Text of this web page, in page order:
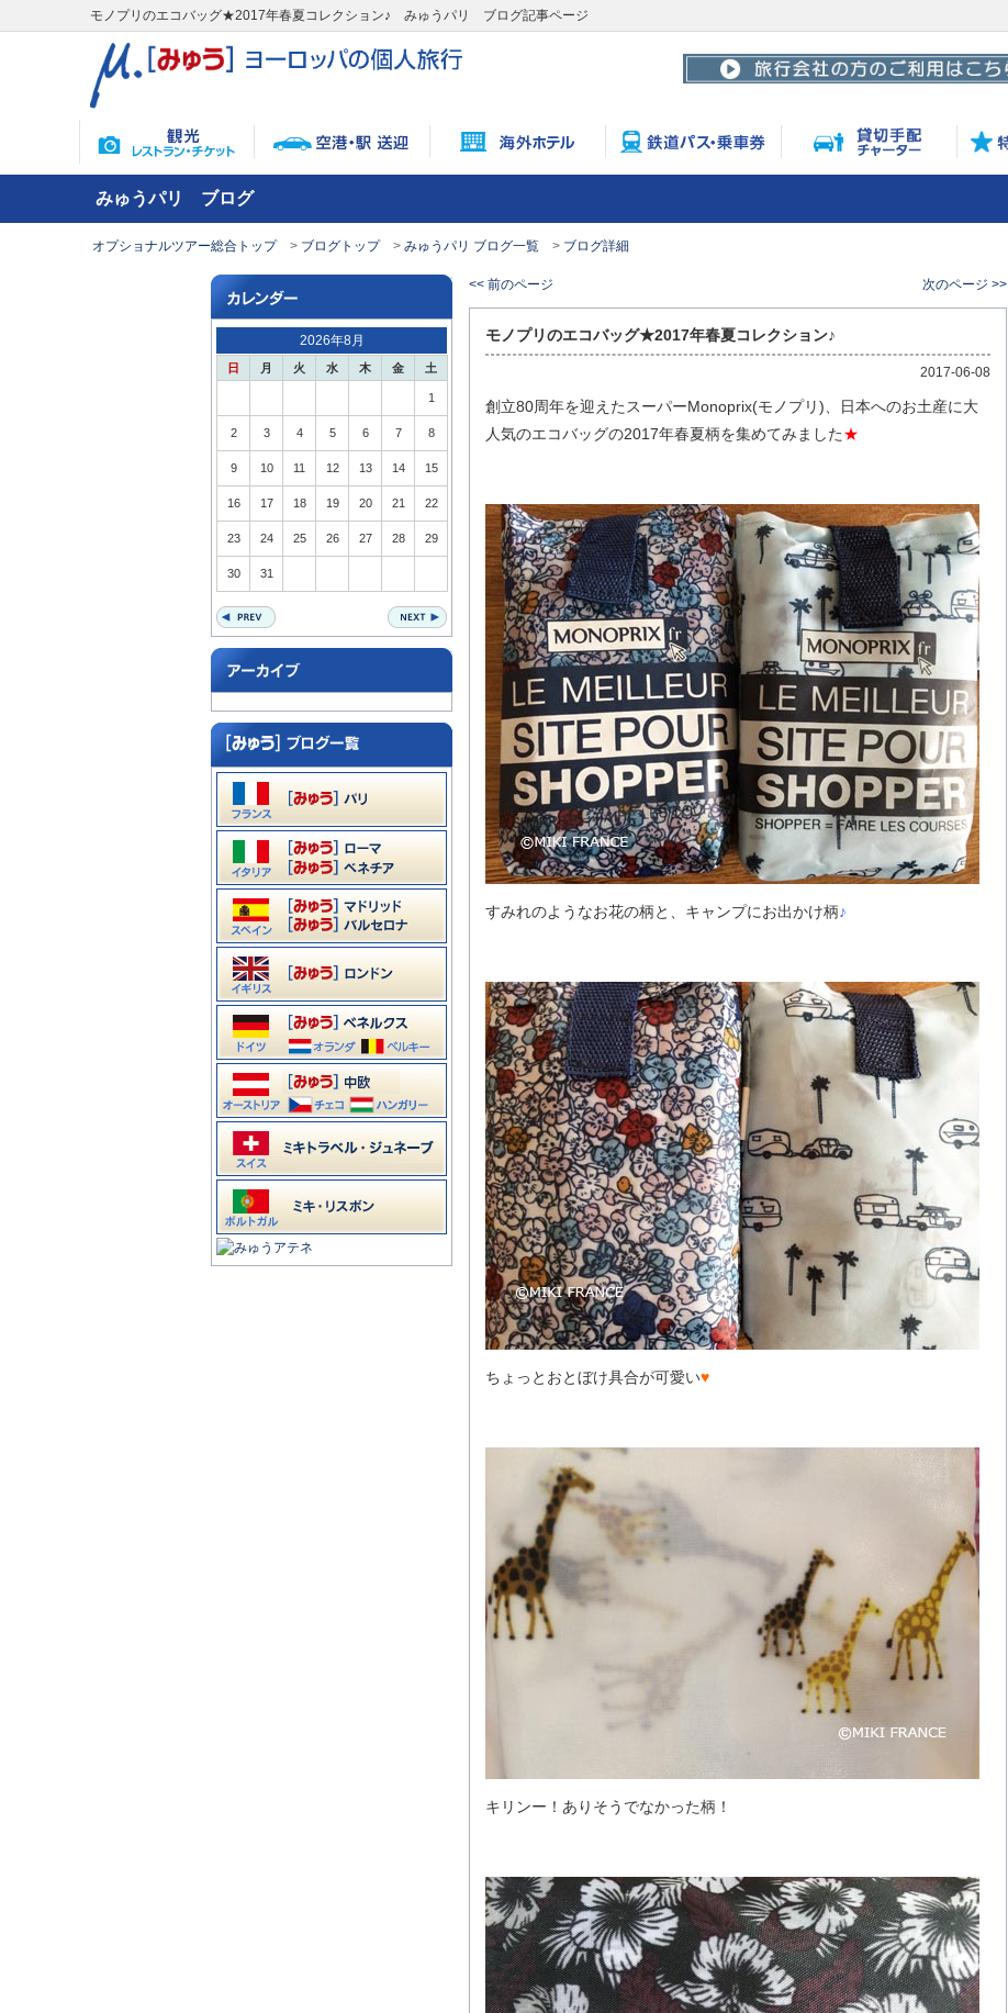
モノプリのエコバッグ★2017年春夏コレクション♪ みゅうパリ ブログ記事ページ
みゅうパリ ブログ
オプショナルツアー総合トップ ブログトップ みゅうパリ ブログ一覧 ブログ詳細
2026年8月
日 月 火 水 木 金 土
1
2 3 4 5 6 7 8
9 10 11 12 13 14 15
16 17 18 19 20 21 22
23 24 25 26 27 28 29
30 31
<< 前のページ 次のページ >>
モノプリのエコバッグ★2017年春夏コレクション♪
2017-06-08
創立80周年を迎えたスーパーMonoprix(モノプリ)、日本へのお土産に大
人気のエコバッグの2017年春夏柄を集めてみました★
すみれのようなお花の柄と、キャンプにお出かけ柄♪
ちょっとおとぼけ具合が可愛い♥
キリンー！ありそうでなかった柄！